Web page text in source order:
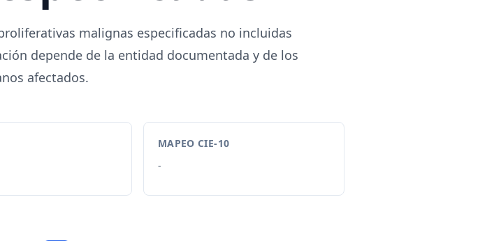
malignas especificadas no incluidas
depende de la entidad documentada y de los
afectados.
MAPEO CIE-10
-